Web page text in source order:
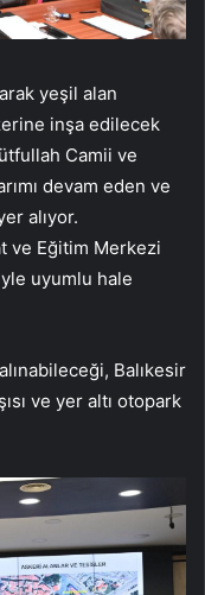
yeşil alan
inşa edilecek
Camii ve
devam eden ve
alıyor.
ve Eğitim Merkezi
uyumlu hale
Balıkesir
ve yer altı otopark